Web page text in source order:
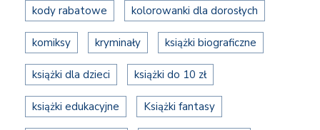
kody rabatowe kolorowanki dla dorosłych
komiksy kryminały książki biograficzne
książki dla dzieci książki do 10 zł
książki edukacyjne Książki fantasy